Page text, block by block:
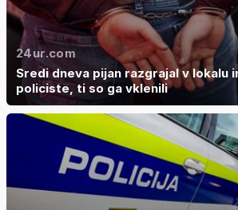
24ur.com
Sredi dneva pijan razgrajal v lokalu
policiste, ti so ga vklenili